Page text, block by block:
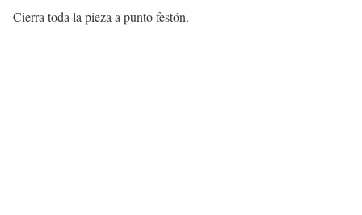
Cierra toda la pieza a punto festón.